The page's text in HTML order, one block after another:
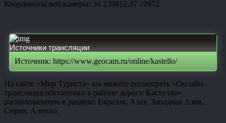
Координаты веб-камеры: 36.239812,37.10972
Источники трансляции
Источник: https://www.geocam.ru/online/kastello/
На сайте «Мир Туриста» вы можете посмотреть «Онлайн-
трансляция обстановки в районе дороги Кастелло»
расположенную в разделе: Евразия, Азия, Западная Азия,
Сирия, Алеппо.